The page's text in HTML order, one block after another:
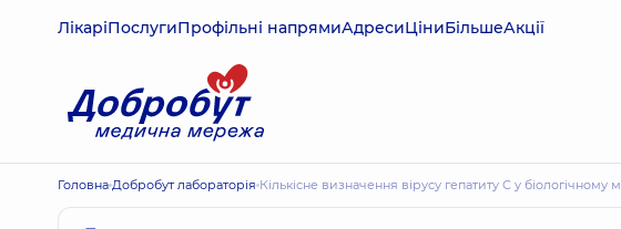
ЛікаріПослугиПрофільні напрямиАдресиЦіниБільшеАкції
Головна Добробут лабораторія Кількісне визначення вірусу гепатиту С у